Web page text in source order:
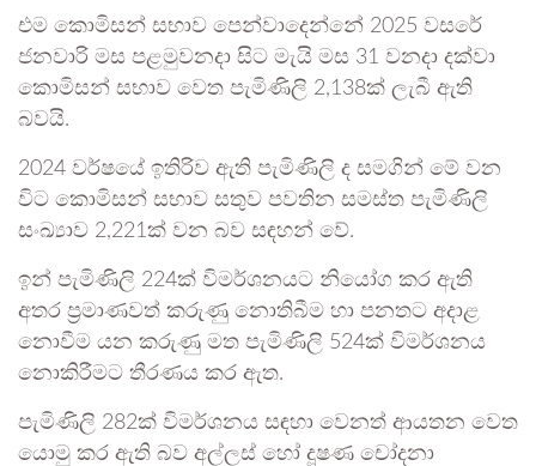
එම කොමිසන් සභාව පෙන්වාදෙන්නේ 2025 වසරේ
ජනවාරි මස පළමුවනදා සිට මැයි මස 31 වනදා දක්වා
කොමිසන් සභාව වෙත පැමිණිලි 2,138ක් ලැබී ඇති
බවයි.
2024 වර්ෂයේ ඉතිරිව ඇති පැමිණිලි ද සමගින් මේ වන
විට කොමිසන් සභාව සතුව පවතින සමස්ත පැමිණිලි
සංඛ්‍යාව 2,221ක් වන බව සඳහන් වේ.
ඉන් පැමිණිලි 224ක් විමර්ශනයට නියෝග කර ඇති
අතර ප්‍රමාණවත් කරුණු නොතිබීම හා පනතට අදාළ
නොවීම යන කරුණු මත පැමිණිලි 524ක් විමර්ශනය
නොකිරීමට තීරණය කර ඇත.
පැමිණිලි 282ක් විමර්ශනය සඳහා වෙනත් ආයතන වෙත
යොමු කර ඇති බව අල්ලස් හෝ දූෂණ චෝදනා